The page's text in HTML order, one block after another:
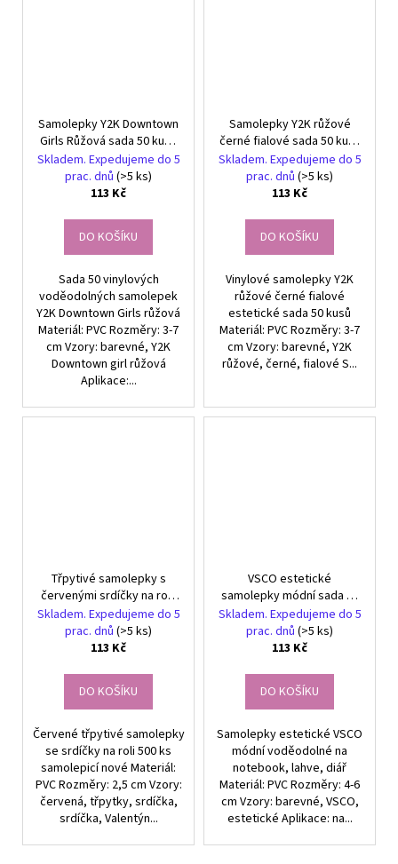
Samolepky Y2K Downtown
Girls Růžová sada 50 kusů
DIY dekorace
Skladem. Expedujeme do 5
prac. dnů (>5 ks)
113 Kč
DO KOŠÍKU
Sada 50 vinylových
voděodolných samolepek
Y2K Downtown Girls růžová
Materiál: PVC Rozměry: 3-7
cm Vzory: barevné, Y2K
Downtown girl růžová
Aplikace:...
Samolepky Y2K růžové
černé fialové sada 50 kusů
DIY dekorace
Skladem. Expedujeme do 5
prac. dnů (>5 ks)
113 Kč
DO KOŠÍKU
Vinylové samolepky Y2K
růžové černé fialové
estetické sada 50 kusů
Materiál: PVC Rozměry: 3-7
cm Vzory: barevné, Y2K
růžové, černé, fialové S...
Třpytivé samolepky s
červenými srdíčky na roli,
sada 500 kusů, dekorace
pro kutily
Skladem. Expedujeme do 5
prac. dnů (>5 ks)
113 Kč
DO KOŠÍKU
Červené třpytivé samolepky
se srdíčky na roli 500 ks
samolepicí nové Materiál:
PVC Rozměry: 2,5 cm Vzory:
červená, třpytky, srdíčka,
srdíčka, Valentýn...
VSCO estetické
samolepky módní sada 57
ks DIY dekorace
Skladem. Expedujeme do 5
prac. dnů (>5 ks)
113 Kč
DO KOŠÍKU
Samolepky estetické VSCO
módní voděodolné na
notebook, lahve, diář
Materiál: PVC Rozměry: 4-6
cm Vzory: barevné, VSCO,
estetické Aplikace: na...